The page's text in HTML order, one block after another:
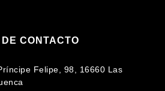
DE CONTACTO
Felipe, 98, 16660 Las